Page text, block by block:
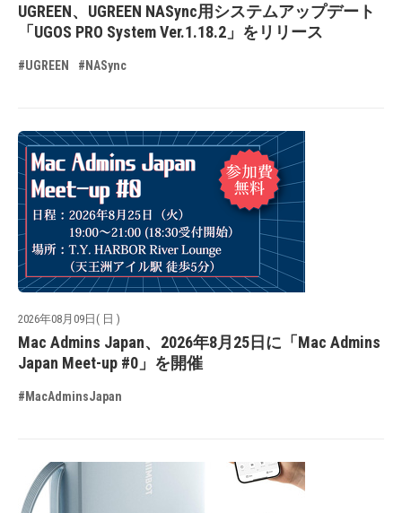
UGREEN、UGREEN NASync用システムアップデート
「UGOS PRO System Ver.1.18.2」をリリース
#UGREEN #NASync
2026年08月09日( 日 )
Mac Admins Japan、2026年8月25日に「Mac Admins
Japan Meet-up #0」を開催
#MacAdminsJapan